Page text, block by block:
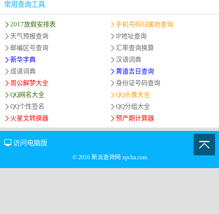
常用查询工具
2017放假安排表
手机号码归属地查询
天气预报查询
IP地址查询
邮编区号查询
汇率查询换算
新华字典
汉语词典
成语词典
黄道吉日查询
周公解梦大全
身份证号码查询
QQ网名大全
QQ头像大全
QQ个性签名
QQ分组大全
火星文转换器
预产期计算器
访问电脑版
© 2016 新派查询网 xpcha.com